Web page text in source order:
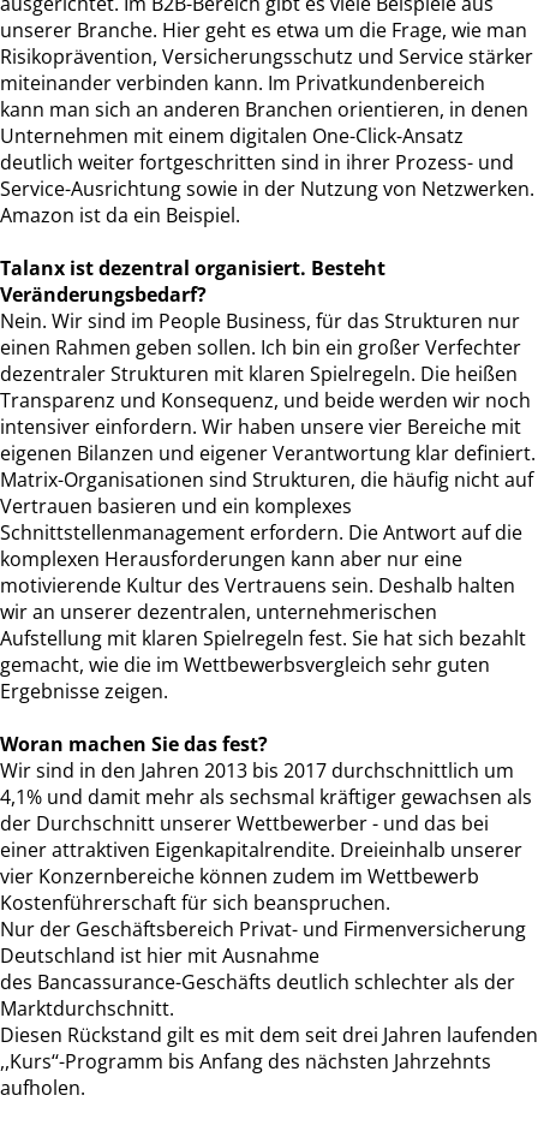
unserer Branche. Hier geht es etwa um die Frage, wie man
Risikoprävention, Versicherungsschutz und Service stärker
miteinander verbinden kann. Im Privatkundenbereich
kann man sich an anderen Branchen orientieren, in denen
Unternehmen mit einem digitalen One-Click-Ansatz
deutlich weiter fortgeschritten sind in ihrer Prozess- und
Service-Ausrichtung sowie in der Nutzung von Netzwerken.
Amazon ist da ein Beispiel.
Talanx ist dezentral organisiert. Besteht
Veränderungsbedarf?
Nein. Wir sind im People Business, für das Strukturen nur
einen Rahmen geben sollen. Ich bin ein großer Verfechter
dezentraler Strukturen mit klaren Spielregeln. Die heißen
Transparenz und Konsequenz, und beide werden wir noch
intensiver einfordern. Wir haben unsere vier Bereiche mit
eigenen Bilanzen und eigener Verantwortung klar definiert.
Matrix-Organisationen sind Strukturen, die häufig nicht auf
Vertrauen basieren und ein komplexes
Schnittstellenmanagement erfordern. Die Antwort auf die
komplexen Herausforderungen kann aber nur eine
motivierende Kultur des Vertrauens sein. Deshalb halten
wir an unserer dezentralen, unternehmerischen
Aufstellung mit klaren Spielregeln fest. Sie hat sich bezahlt
gemacht, wie die im Wettbewerbsvergleich sehr guten
Ergebnisse zeigen.
Woran machen Sie das fest?
Wir sind in den Jahren 2013 bis 2017 durchschnittlich um
4,1% und damit mehr als sechsmal kräftiger gewachsen als
der Durchschnitt unserer Wettbewerber - und das bei
einer attraktiven Eigenkapitalrendite. Dreieinhalb unserer
vier Konzernbereiche können zudem im Wettbewerb
Kostenführerschaft für sich beanspruchen.
Nur der Geschäftsbereich Privat- und Firmenversicherung
Deutschland ist hier mit Ausnahme
des Bancassurance-Geschäfts deutlich schlechter als der
Marktdurchschnitt.
Diesen Rückstand gilt es mit dem seit drei Jahren laufenden
,,Kurs‘‘-Programm bis Anfang des nächsten Jahrzehnts
aufholen.